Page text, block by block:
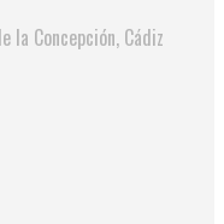
la Concepción, Cádiz